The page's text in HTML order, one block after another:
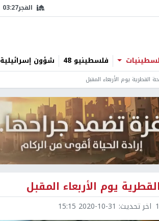
الفجر03:27
فلسطينيو 48 شؤون إسرائيلية
القطرية يوم الأربعاء المقبل
يوم الأربعاء المقبل
اخر تحديث: 2020-10-31 15:15